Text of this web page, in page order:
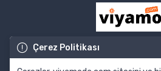
Çerez Politikası